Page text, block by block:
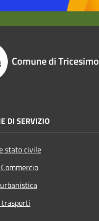
Comune di Tricesimo
DI SERVIZIO
stato civile